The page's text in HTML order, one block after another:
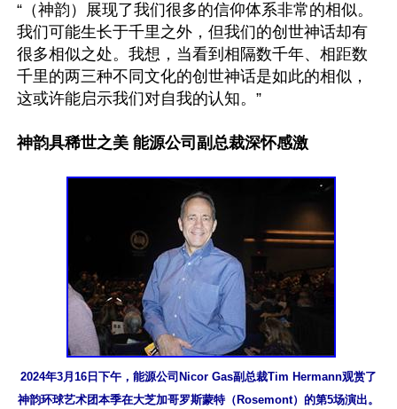
“（神韵）展现了我们很多的信仰体系非常的相似。
我们可能生长于千里之外，但我们的创世神话却有
很多相似之处。我想，当看到相隔数千年、相距数
千里的两三种不同文化的创世神话是如此的相似，
这或许能启示我们对自我的认知。”
神韵具稀世之美 能源公司副总裁深怀感激
2024年3月16日下午，能源公司Nicor Gas副总裁Tim Hermann观赏了
神韵环球艺术团本季在大芝加哥罗斯蒙特（Rosemont）的第5场演出。